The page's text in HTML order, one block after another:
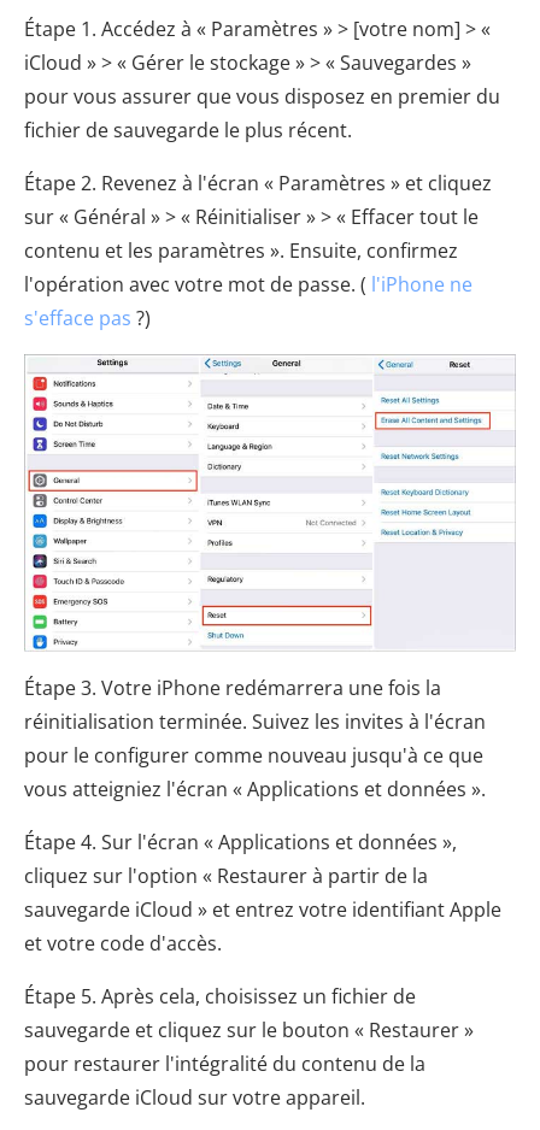
Étape 1. Accédez à « Paramètres » > [votre nom] > «
iCloud » > « Gérer le stockage » > « Sauvegardes »
pour vous assurer que vous disposez en premier du
fichier de sauvegarde le plus récent.
Étape 2. Revenez à l'écran « Paramètres » et cliquez
sur « Général » > « Réinitialiser » > « Effacer tout le
contenu et les paramètres ». Ensuite, confirmez
l'opération avec votre mot de passe. ( l'iPhone ne
s'efface pas ?)
Étape 3. Votre iPhone redémarrera une fois la
réinitialisation terminée. Suivez les invites à l'écran
pour le configurer comme nouveau jusqu'à ce que
vous atteigniez l'écran « Applications et données ».
Étape 4. Sur l'écran « Applications et données »,
cliquez sur l'option « Restaurer à partir de la
sauvegarde iCloud » et entrez votre identifiant Apple
et votre code d'accès.
Étape 5. Après cela, choisissez un fichier de
sauvegarde et cliquez sur le bouton « Restaurer »
pour restaurer l'intégralité du contenu de la
sauvegarde iCloud sur votre appareil.